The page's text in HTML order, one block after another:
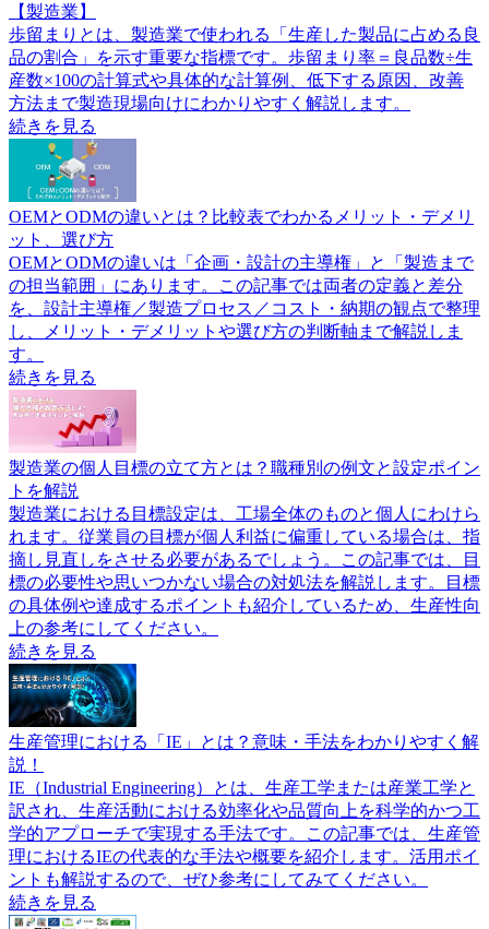
【製造業】
歩留まりとは、製造業で使われる「生産した製品に占める良
品の割合」を示す重要な指標です。歩留まり率＝良品数÷生
産数×100の計算式や具体的な計算例、低下する原因、改善
方法まで製造現場向けにわかりやすく解説します。
続きを見る
OEMとODMの違いとは？比較表でわかるメリット・デメリ
ット、選び方
OEMとODMの違いは「企画・設計の主導権」と「製造まで
の担当範囲」にあります。この記事では両者の定義と差分
を、設計主導権／製造プロセス／コスト・納期の観点で整理
し、メリット・デメリットや選び方の判断軸まで解説しま
す。
続きを見る
製造業の個人目標の立て方とは？職種別の例文と設定ポイン
トを解説
製造業における目標設定は、工場全体のものと個人にわけら
れます。従業員の目標が個人利益に偏重している場合は、指
摘し見直しをさせる必要があるでしょう。この記事では、目
標の必要性や思いつかない場合の対処法を解説します。目標
の具体例や達成するポイントも紹介しているため、生産性向
上の参考にしてください。
続きを見る
生産管理における「IE」とは？意味・手法をわかりやすく解
説！
IE（Industrial Engineering）とは、生産工学または産業工学と
訳され、生産活動における効率化や品質向上を科学的かつ工
学的アプローチで実現する手法です。この記事では、生産管
理におけるIEの代表的な手法や概要を紹介します。活用ポイ
ントも解説するので、ぜひ参考にしてみてください。
続きを見る